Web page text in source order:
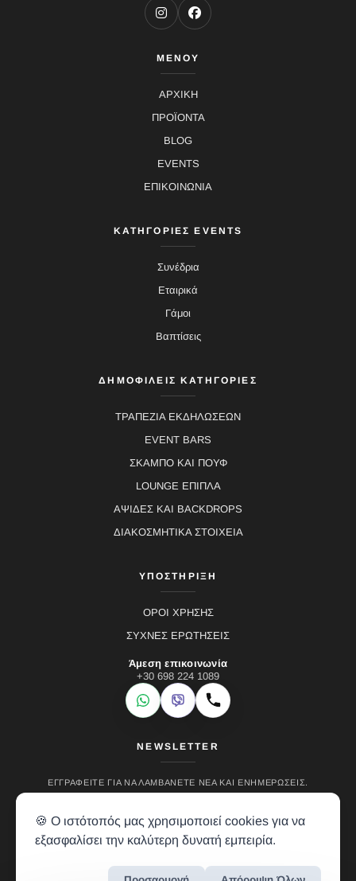
ΜΕΝΟΥ
ΑΡΧΙΚΗ
ΠΡΟΪΟΝΤΑ
BLOG
EVENTS
ΕΠΙΚΟΙΝΩΝΙΑ
ΚΑΤΗΓΟΡΙΕΣ EVENTS
Συνέδρια
Εταιρικά
Γάμοι
Βαπτίσεις
ΔΗΜΟΦΙΛΕΙΣ ΚΑΤΗΓΟΡΙΕΣ
ΤΡΑΠΕΖΙΑ ΕΚΔΗΛΩΣΕΩΝ
EVENT BARS
ΣΚΑΜΠΟ ΚΑΙ ΠΟΥΦ
LOUNGE ΕΠΙΠΛΑ
ΑΨΙΔΕΣ ΚΑΙ BACKDROPS
ΔΙΑΚΟΣΜΗΤΙΚΑ ΣΤΟΙΧΕΙΑ
ΥΠΟΣΤΗΡΙΞΗ
ΟΡΟΙ ΧΡΗΣΗΣ
ΣΥΧΝΕΣ ΕΡΩΤΗΣΕΙΣ
Άμεση επικοινωνία
+30 698 224 1089
WhatsApp
Viber Κλήση
NEWSLETTER
ΕΓΓΡΑΦΕΊΤΕ ΓΙΑ ΝΑ ΛΑΜΒΆΝΕΤΕ ΝΈΑ ΚΑΙ ΕΝΗΜΕΡΏΣΕΙΣ.
🍪 Ο ιστότοπός μας χρησιμοποιεί cookies για να
εξασφαλίσει την καλύτερη δυνατή εμπειρία.